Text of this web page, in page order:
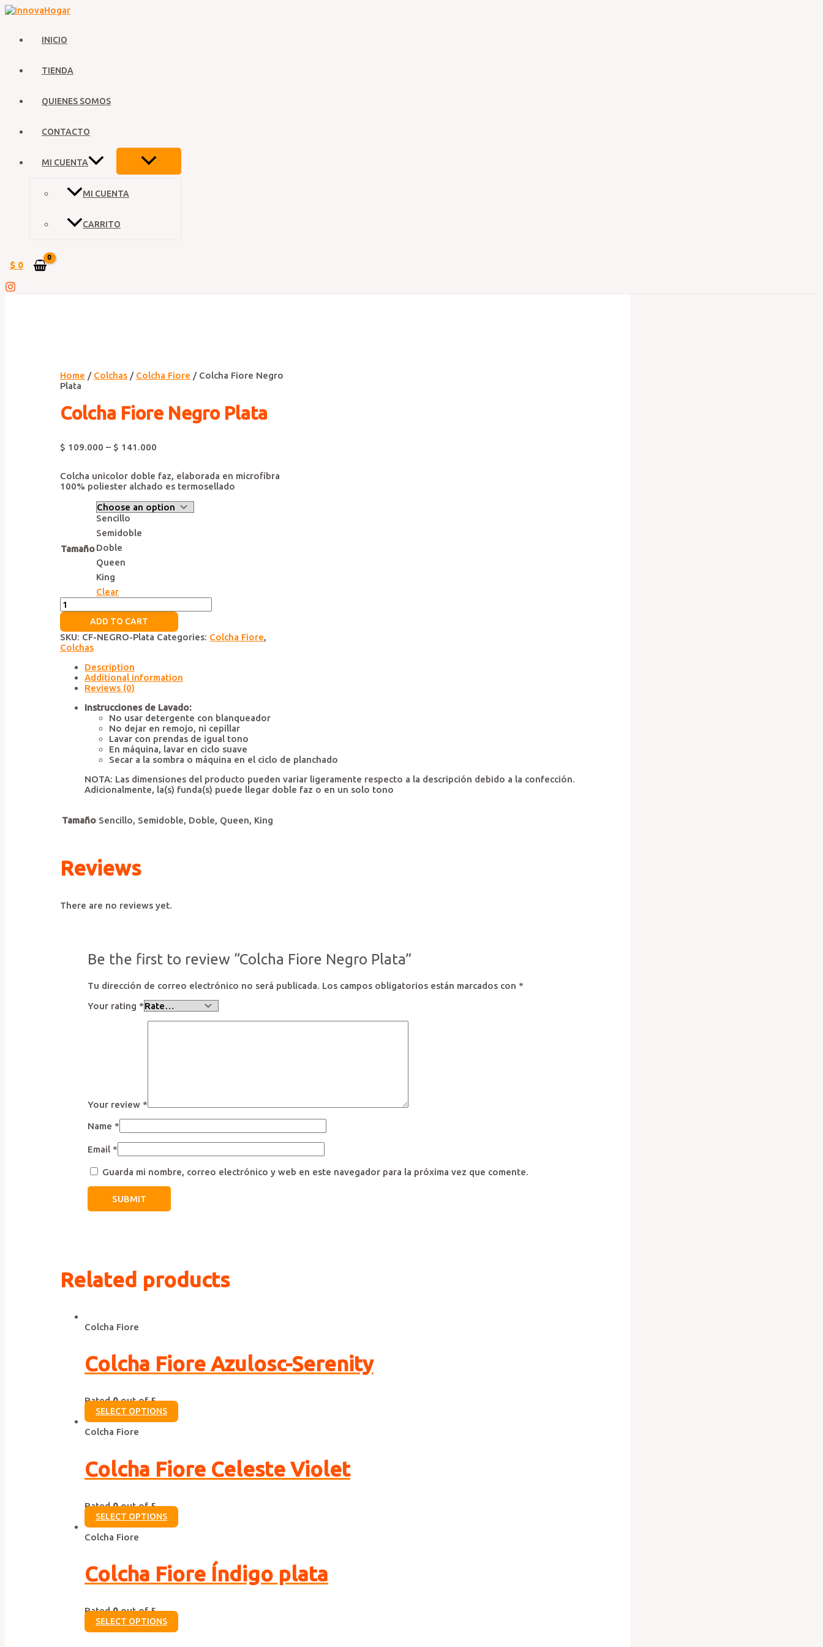
Ir
INICIO
TIENDA
QUIENES SOMOS
CONTACTO
MI CUENTA
ALTERNAR
MI CUENTA
CARRITO
$ 0
Home / Colchas / Colcha Fiore / Colcha Fiore Negro
Plata
Colcha Fiore Negro Plata
$ 109.000 – $ 141.000
Colcha unicolor doble faz, elaborada en microfibra
100% poliester alchado es termosellado
Tamaño
Sencillo
Semidoble
Doble
Queen
King
Clear
Colcha
Fiore
Plata
quantity
ADD TO CART
SKU: CF-NEGRO-Plata Categories: Colcha Fiore,
Colchas
Description
Additional information
Reviews (0)
Instrucciones de Lavado:
No usar detergente con blanqueador
No dejar en remojo, ni cepillar
Lavar con prendas de igual tono
En máquina, lavar en ciclo suave
Secar a la sombra o máquina en el ciclo de planchado
NOTA: Las dimensiones del producto pueden variar ligeramente respecto a la descripción debido a la confección.
Adicionalmente, la(s) funda(s) puede llegar doble faz o en un solo tono
Tamaño Sencillo, Semidoble, Doble, Queen, King
Reviews
There are no reviews yet.
Be the first to review “Colcha Fiore Negro Plata”
Tu dirección de correo electrónico no será publicada. Los campos obligatorios están marcados con *
Your rating *
Your review *
Name *
Email *
Guarda mi nombre, correo electrónico y web en este navegador para la próxima vez que comente.
Related products
Colcha Fiore
Colcha Fiore Azulosc-Serenity
Rated0out of 5
SELECT OPTIONS
Colcha Fiore
Colcha Fiore Celeste Violet
Rated0out of 5
SELECT OPTIONS
Colcha Fiore
Colcha Fiore Índigo plata
Rated0out of 5
SELECT OPTIONS